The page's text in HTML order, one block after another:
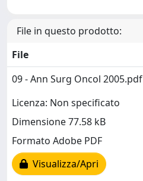
File in questo prodotto:
File
09 - Ann Surg Oncol 2005.pdf
Licenza: Non specificato
Dimensione 77.58 kB
Formato Adobe PDF
Visualizza/Apri